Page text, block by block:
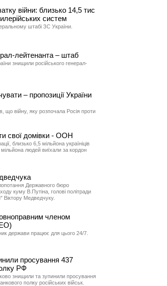
війни: близько 14,5 тис
систем
штабі ЗС України.
лейтенанта – штаб
знищили російського генерал-
– пропозиції України
війну, яку розпочала Росія проти
свої домівки - ООН
близько 6,5 мільйона україніців
людей виїхали за кордон
Державного бюро
куму В.Путіна, голові політради
Віктору Медведчуку.
членом
держави працює для цього 24/7.
просування 437
РФ
знищили та зупинили просування
полку російських військ.